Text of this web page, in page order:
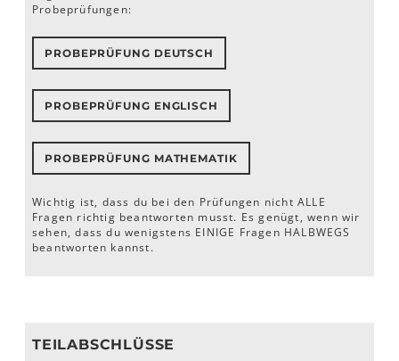
Probeprüfungen:
PROBEPRÜFUNG DEUTSCH
PROBEPRÜFUNG ENGLISCH
PROBEPRÜFUNG MATHEMATIK
Wichtig ist, dass du bei den Prüfungen nicht ALLE
Fragen richtig beantworten musst. Es genügt, wenn wir
sehen, dass du wenigstens EINIGE Fragen HALBWEGS
beantworten kannst.
TEILABSCHLÜSSE